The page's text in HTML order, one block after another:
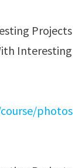
Interesting
photos